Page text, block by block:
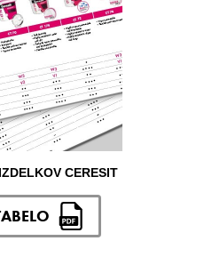
CERESIT